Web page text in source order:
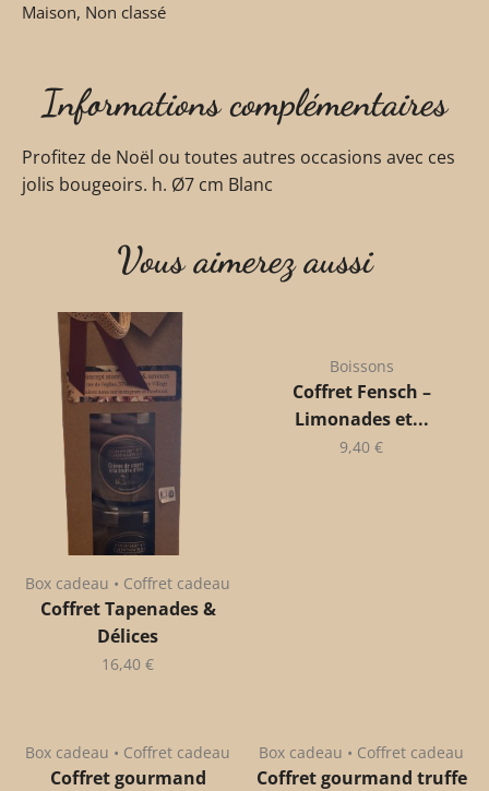
Maison, Non classé
Informations complémentaires
Profitez de Noël ou toutes autres occasions avec ces
jolis bougeoirs. h. Ø7 cm Blanc
Vous aimerez aussi
Box cadeau • Coffret cadeau
Coffret Tapenades &
Délices
16,40 €
Boissons
Coffret Fensch –
Limonades et...
9,40 €
Box cadeau • Coffret cadeau
Coffret gourmand
Box cadeau • Coffret cadeau
Coffret gourmand truffe